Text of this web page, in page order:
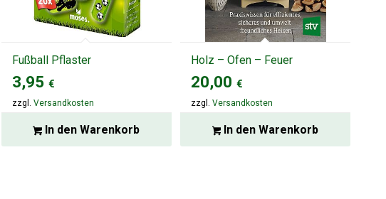
Fußball Pflaster
3,95 €
zzgl. Versandkosten
In den Warenkorb
Holz – Ofen – Feuer
20,00€
zzgl.Versandkosten
In den Warenkorb